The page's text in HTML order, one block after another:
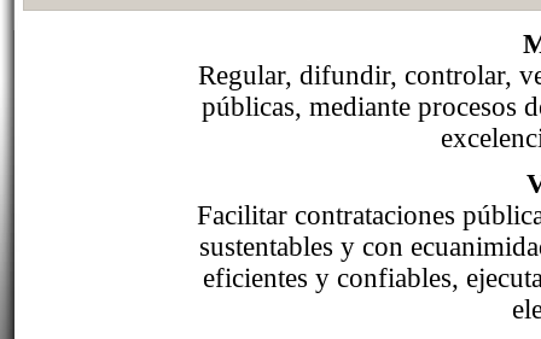
Regular, difundir, controlar,
públicas, mediante procesos
Facilitar contrataciones
sustentables y con
eficientes y confiables,